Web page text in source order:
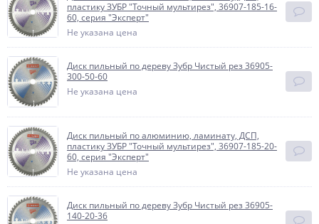
пластику ЗУБР "Точный мультирез", 36907-185-16-
60, серия "Эксперт"
Не указана цена
Диск пильный по дереву Зубр Чистый рез 36905-
300-50-60
Не указана цена
Диск пильный по алюминию, ламинату, ДСП,
пластику ЗУБР "Точный мультирез", 36907-185-20-
60, серия "Эксперт"
Не указана цена
Диск пильный по дереву Зубр Чистый рез 36905-
140-20-36